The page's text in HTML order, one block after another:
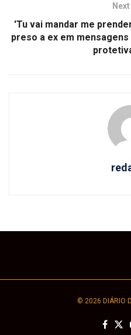
'Tu vai mandar me
preso a ex em
© 2026 DIÁRIO